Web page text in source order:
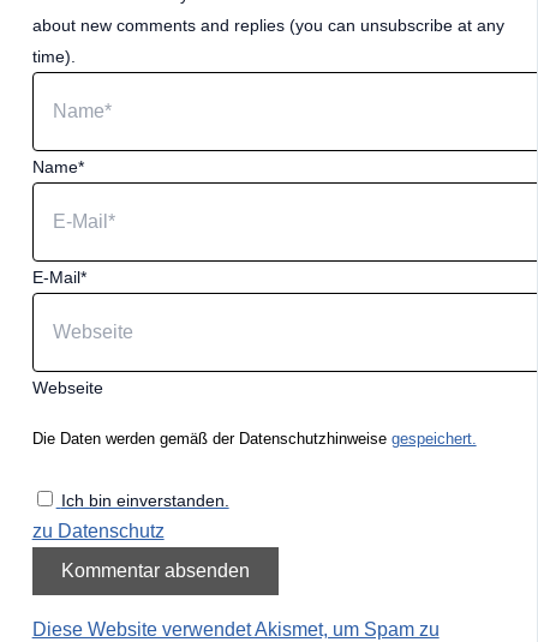
about new comments and replies (you can unsubscribe at any
time).
Name*
E-Mail*
Webseite
Die Daten werden gemäß der Datenschutzhinweise gespeichert.
Ich bin einverstanden.
zu Datenschutz
Diese Website verwendet Akismet, um Spam zu